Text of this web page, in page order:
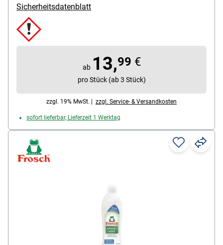
Sicherheitsdatenblatt
ab 13,99 €
pro Stück (ab 3 Stück)
zzgl. 19% MwSt. | zzgl. Service- & Versandkosten
sofort lieferbar, Lieferzeit 1 Werktag